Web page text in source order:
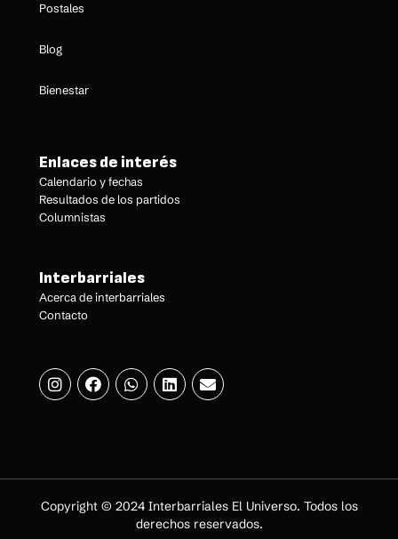
Postales
Blog
Bienestar
Enlaces de interés
Calendario y fechas
Resultados de los partidos
Columnistas
Interbarriales
Acerca de interbarriales
Contacto
Copyright © 2024 Interbarriales El Universo. Todos los
derechos reservados.